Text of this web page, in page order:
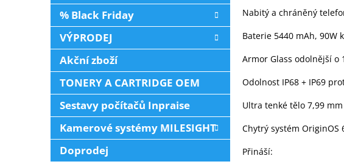
% Black Friday
VÝPRODEJ
Akční zboží
TONERY A CARTRIDGE OEM
Sestavy počítačů Inpraise
Kamerové systémy MILESIGHT
Doprodej
Nabitý a chráněný
Baterie 5440 mAh, 90W
Armor Glass odolnější o
Odolnost IP68 + IP69
Ultra tenké tělo 7,99
Chytrý systém OriginOS
Přináší: